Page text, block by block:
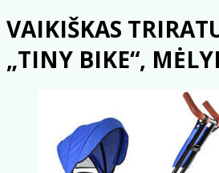
VAIKIŠKAS
„TINY BIKE“,